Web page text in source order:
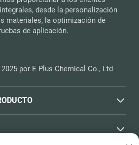
desde la personalización
materiales, la optimización de
de aplicación.
por E Plus Chemical Co., Ltd